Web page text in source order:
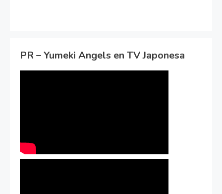
PR – Yumeki Angels en TV Japonesa